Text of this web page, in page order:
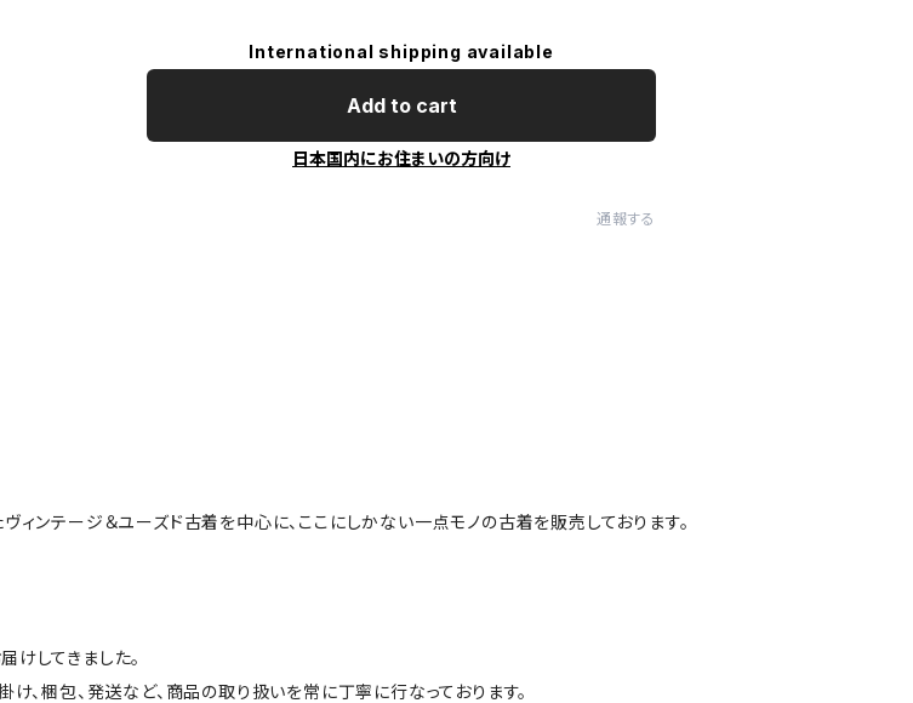
International shipping available
Add to cart
日本国内にお住まいの方向け
通報する
ンテージ＆ユーズド古着を中心に、ここにしかない一点モノの古着を販売しております。
してきました。
、梱包、発送など、商品の取り扱いを常に丁寧に行なっております。